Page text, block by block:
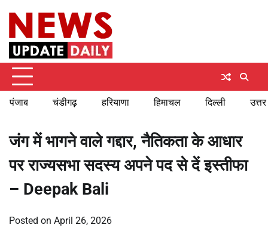
content
पंजाब चंडीगढ़ हरियाणा हिमाचल दिल्ली
जंग में भागने वाले गद्दार, नैतिकता के आधार
पर राज्यसभा सदस्य अपने पद से दें इस्तीफा
– Deepak Bali
Posted on April 26, 2026